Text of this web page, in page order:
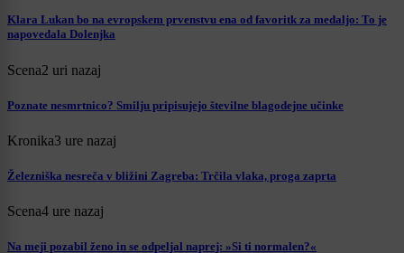
Klara Lukan bo na evropskem prvenstvu ena od favoritk za medaljo: To je
napovedala Dolenjka
Scena2 uri nazaj
Poznate nesmrtnico? Smilju pripisujejo številne blagodejne učinke
Kronika3 ure nazaj
Železniška nesreča v bližini Zagreba: Trčila vlaka, proga zaprta
Scena4 ure nazaj
Na meji pozabil ženo in se odpeljal naprej: »Si ti normalen?«